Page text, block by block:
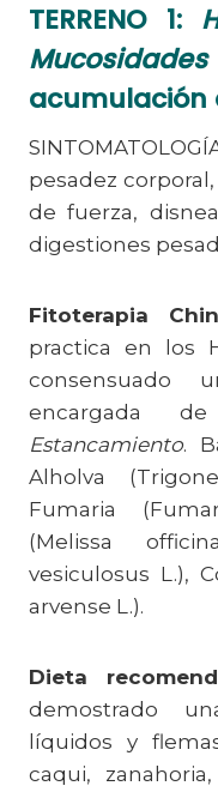
TERRENO 1:
acumulación
pesadez
de fuerza,
digestiones
Fitoterapia
practica en los
consensuado
encargada
Estancamiento.
Alholva
Fumaria
(Melissa
vesiculosus L.),
arvense L.).
Dieta
demostrado
líquidos y
caqui,